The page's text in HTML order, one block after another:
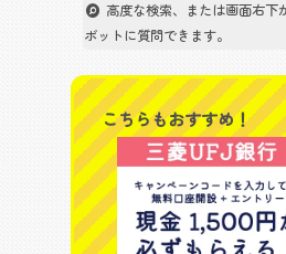
高度な検索、または画面右下
ボットに質問できます。
こちらもおすすめ！